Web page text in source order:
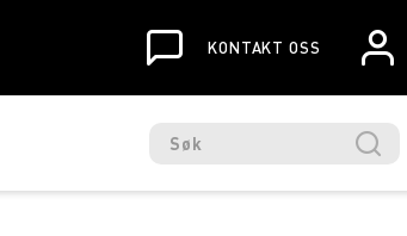
KONTAKT OSS